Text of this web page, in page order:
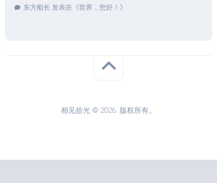
东方船长 发表在《世界，您好！ 》
相见拾光 © 2026. 版权所有。